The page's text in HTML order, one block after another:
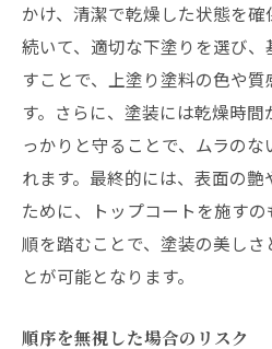
塗装のプロが教える失敗
プロが実践する塗装
塗装のプロが教える
よくある失敗例とそ
効果的な塗装の実施
プロの視点で見る塗
かけ、清潔で乾燥した状態を確
続いて、適切な下塗りを選び
すことで、上塗り塗料の色や
す。さらに、塗装には乾燥時
っかりと守ることで、ムラの
れます。最終的には、表面の
ために、トップコートを施す
順を踏むことで、塗装の美し
とが可能となります。
順序を無視した場合のリスク